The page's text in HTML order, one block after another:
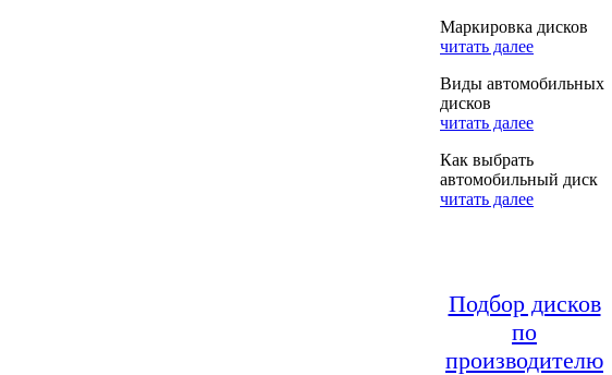
Маркировка дисков
читать далее
Виды автомобильных
дисков
читать далее
Как выбрать
автомобильный диск
читать далее
Подбор дисков
по
производителю